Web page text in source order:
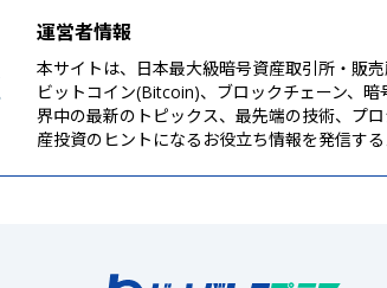
運営者情報
本サイトは、日本最大級暗号資産取引所・販
ビットコイン(Bitcoin)、ブロックチェーン、
界中の最新のトピックス、最先端の技術、プ
産投資のヒントになるお役立ち情報を発信する